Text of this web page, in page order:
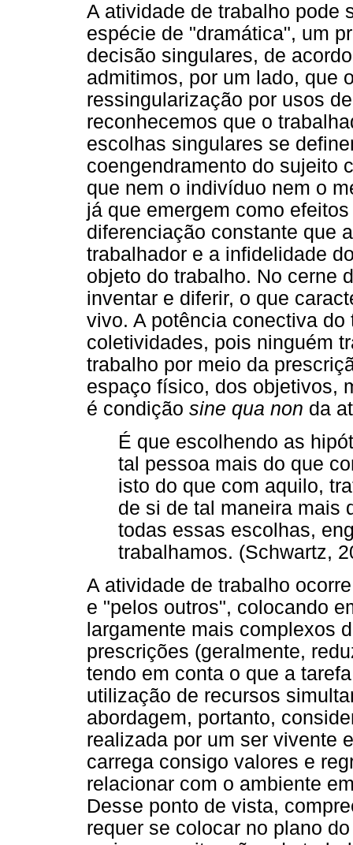
A atividade de trabalho pode
espécie de "dramática", um
decisão singulares, de
admitimos, por um lado, que
ressingularização por usos
reconhecemos que o
escolhas singulares se
coengendramento do sujeito
que nem o indivíduo nem o
já que emergem como
diferenciação constante que
trabalhador e a infidelidade
objeto do trabalho. No cerne
inventar e diferir, o que
vivo. A potência conectiva
coletividades, pois ninguém
trabalho por meio da
espaço físico, dos objetivos,
é condição sine qua non da
É que escolhendo as
tal pessoa mais do que
isto do que com aquilo,
de si de tal maneira mais
todas essas escolhas,
trabalhamos. (Schwartz,
A atividade de trabalho
e "pelos outros", colocando
largamente mais complexos
prescrições (geralmente,
tendo em conta o que a
utilização de recursos
abordagem, portanto,
realizada por um ser vivente
carrega consigo valores e
relacionar com o ambiente
Desse ponto de vista,
requer se colocar no plano